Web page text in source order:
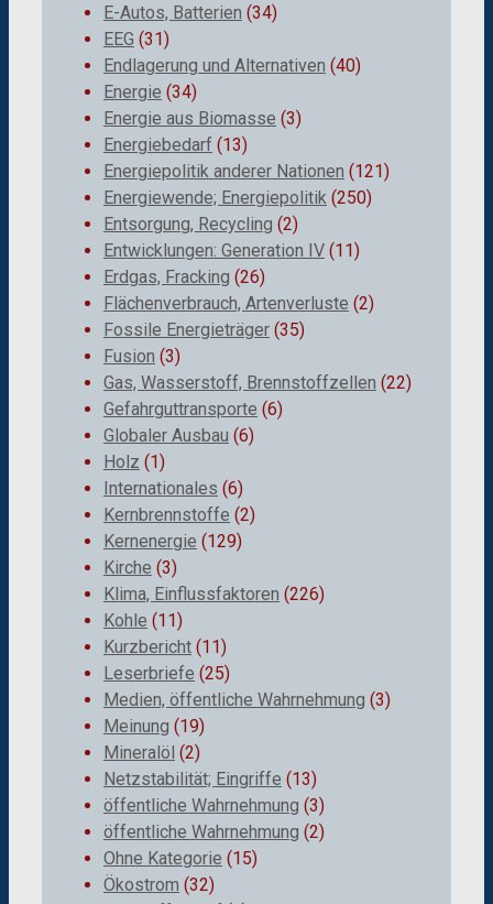
E-Autos, Batterien (34)
EEG (31)
Endlagerung und Alternativen (40)
Energie (34)
Energie aus Biomasse (3)
Energiebedarf (13)
Energiepolitik anderer Nationen (121)
Energiewende; Energiepolitik (250)
Entsorgung, Recycling (2)
Entwicklungen: Generation IV (11)
Erdgas, Fracking (26)
Flächenverbrauch, Artenverluste (2)
Fossile Energieträger (35)
Fusion (3)
Gas, Wasserstoff, Brennstoffzellen (22)
Gefahrguttransporte (6)
Globaler Ausbau (6)
Holz (1)
Internationales (6)
Kernbrennstoffe (2)
Kernenergie (129)
Kirche (3)
Klima, Einflussfaktoren (226)
Kohle (11)
Kurzbericht (11)
Leserbriefe (25)
Medien, öffentliche Wahrnehmung (3)
Meinung (19)
Mineralöl (2)
Netzstabilität; Eingriffe (13)
öffentliche Wahrnehmung (3)
öffentliche Wahrnehmung (2)
Ohne Kategorie (15)
Ökostrom (32)